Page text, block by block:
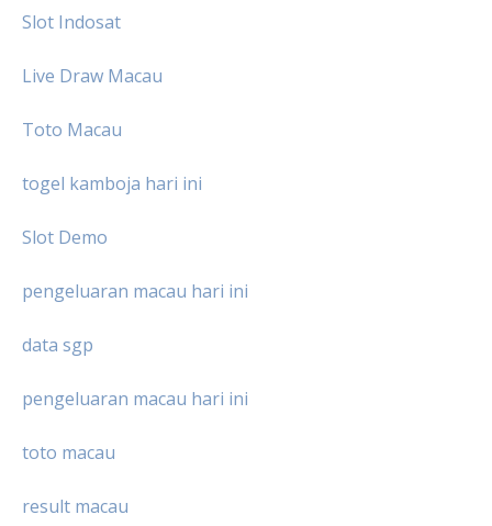
Slot Indosat
Live Draw Macau
Toto Macau
togel kamboja hari ini
Slot Demo
pengeluaran macau hari ini
data sgp
pengeluaran macau hari ini
toto macau
result macau